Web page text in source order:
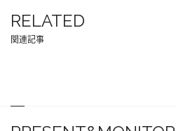
RELATED
関連記事